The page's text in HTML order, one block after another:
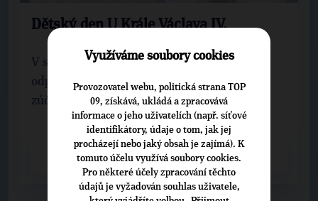
Dětský den U Krále Václava IV.
V sobotu 11. 9. 2010 se ve slunném letním
odpoledni uskutečnil Dětský den. Akce se
zúčastnilo přes dvě stě dětí z Kunratic a ...
CELÝ ČLÁNEK
Využíváme soubory cookies
Provozovatel webu, politická strana TOP
09, získává, ukládá a zpracovává
informace o jeho uživatelích (např. síťové
identifikátory, údaje o tom, jak jej
procházejí nebo jaký obsah je zajímá). K
tomuto účelu využívá soubory cookies.
Pro některé účely zpracování těchto
údajů je vyžadován souhlas uživatele,